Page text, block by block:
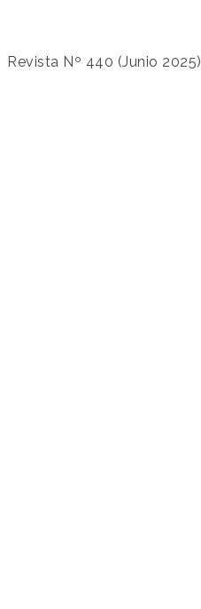
Revista Nº 440 (Junio 2025)